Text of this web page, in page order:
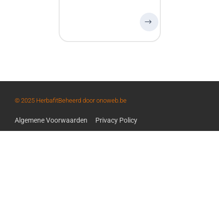
© 2025 HerbafitBeheerd door onoweb.be
Algemene Voorwaarden Privacy Policy